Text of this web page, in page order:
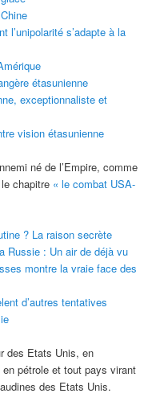
l’unipolarité s’adapte à la
étasunienne
exceptionnaliste et
vision étasunienne
né de l’Empire, comme
chapitre « le combat USA-
? La raison secrète
Russie : Un air de déjà vu
montre la vraie face des
d’autres tentatives
des Etats Unis, en
pétrole et tout pays virant
des Etats Unis.